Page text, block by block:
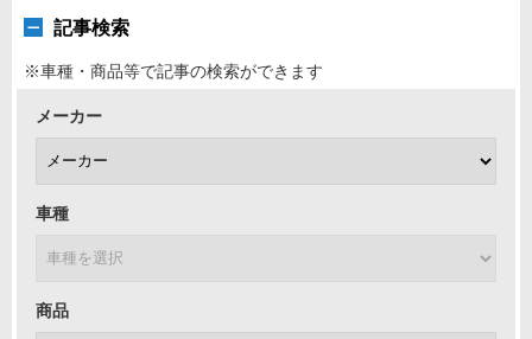
記事検索
※車種・商品等で記事の検索ができます
メーカー
車種
商品